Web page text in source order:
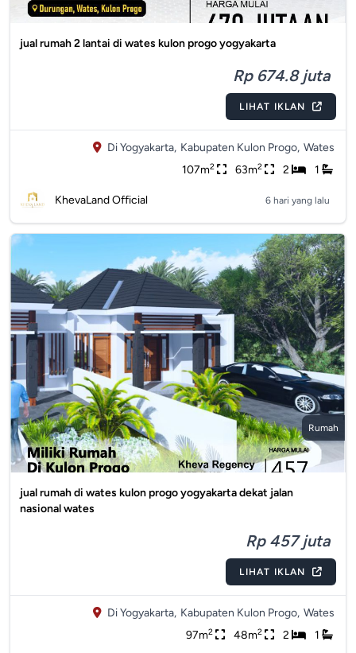
jual rumah 2 lantai di wates kulon progo yogyakarta
Rp 674.8 juta
LIHAT IKLAN
Di Yogyakarta, Kabupaten Kulon Progo, Wates
107m2 63m2 2 1
KhevaLand Official 6 hari yang lalu
Rumah
jual rumah di wates kulon progo yogyakarta dekat jalan
nasional wates
Rp 457 juta
LIHAT IKLAN
Di Yogyakarta, Kabupaten Kulon Progo, Wates
97m2 48m2 2 1